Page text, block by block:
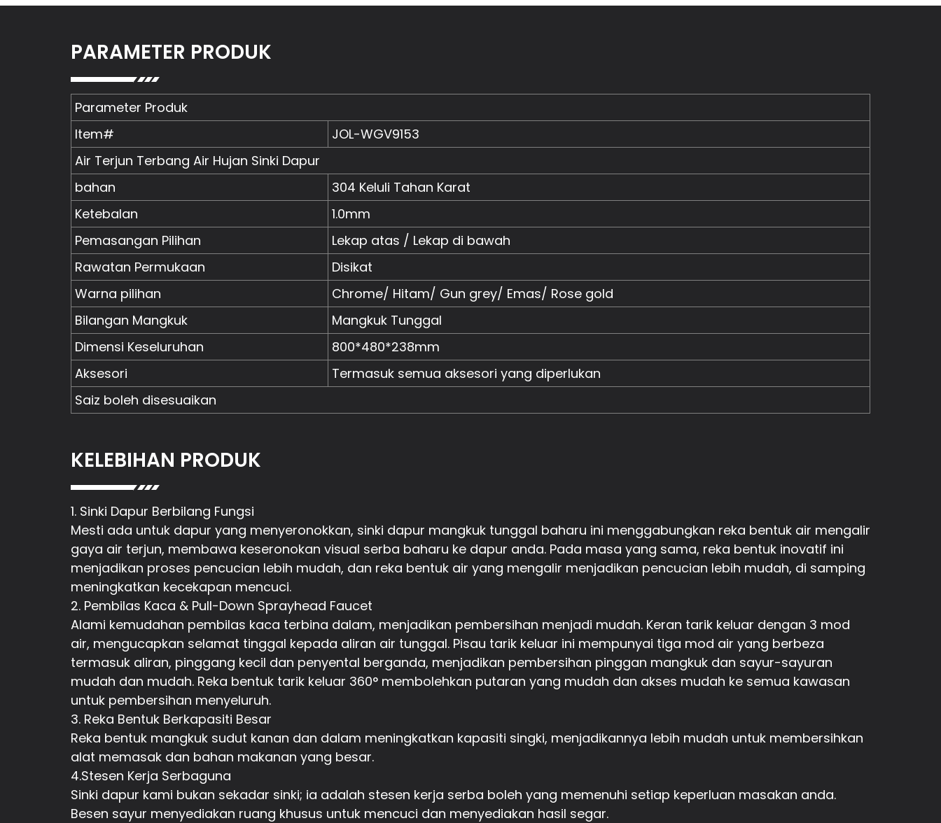
PARAMETER PRODUK
Parameter Produk
Item#
JOL-WGV9153
Air Terjun Terbang Air Hujan Sinki Dapur
bahan
304 Keluli Tahan Karat
Ketebalan
1.0mm
Pemasangan Pilihan
Lekap atas / Lekap di bawah
Rawatan Permukaan
Disikat
Warna pilihan
Chrome/ Hitam/ Gun grey/ Emas/ Rose gold
Bilangan Mangkuk
Mangkuk Tunggal
Dimensi Keseluruhan
800*480*238mm
Aksesori
Termasuk semua aksesori yang diperlukan
Saiz boleh disesuaikan
KELEBIHAN PRODUK
1. Sinki Dapur Berbilang Fungsi
Mesti ada untuk dapur yang menyeronokkan, sinki dapur mangkuk tunggal baharu ini menggabungkan reka bentuk air mengalir
gaya air terjun, membawa keseronokan visual serba baharu ke dapur anda. Pada masa yang sama, reka bentuk inovatif ini
menjadikan proses pencucian lebih mudah, dan reka bentuk air yang mengalir menjadikan pencucian lebih mudah, di samping
meningkatkan kecekapan mencuci.
2. Pembilas Kaca & Pull-Down Sprayhead Faucet
Alami kemudahan pembilas kaca terbina dalam, menjadikan pembersihan menjadi mudah. Keran tarik keluar dengan 3 mod
air, mengucapkan selamat tinggal kepada aliran air tunggal. Pisau tarik keluar ini mempunyai tiga mod air yang berbeza
termasuk aliran, pinggang kecil dan penyental berganda, menjadikan pembersihan pinggan mangkuk dan sayur-sayuran
mudah dan mudah. Reka bentuk tarik keluar 360° membolehkan putaran yang mudah dan akses mudah ke semua kawasan
untuk pembersihan menyeluruh.
3. Reka Bentuk Berkapasiti Besar
Reka bentuk mangkuk sudut kanan dan dalam meningkatkan kapasiti singki, menjadikannya lebih mudah untuk membersihkan
alat memasak dan bahan makanan yang besar.
4.Stesen Kerja Serbaguna
Sinki dapur kami bukan sekadar sinki; ia adalah stesen kerja serba boleh yang memenuhi setiap keperluan masakan anda.
Besen sayur menyediakan ruang khusus untuk mencuci dan menyediakan hasil segar.